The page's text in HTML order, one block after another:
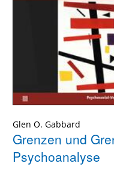
Glen O. Gabbard
Grenzen und
Psychoanalyse